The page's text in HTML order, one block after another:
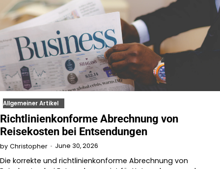
Allgemeiner Artikel
Richtlinienkonforme Abrechnung von
Reisekosten bei Entsendungen
by Christopher June 30, 2026
Die korrekte und richtlinienkonforme Abrechnung von